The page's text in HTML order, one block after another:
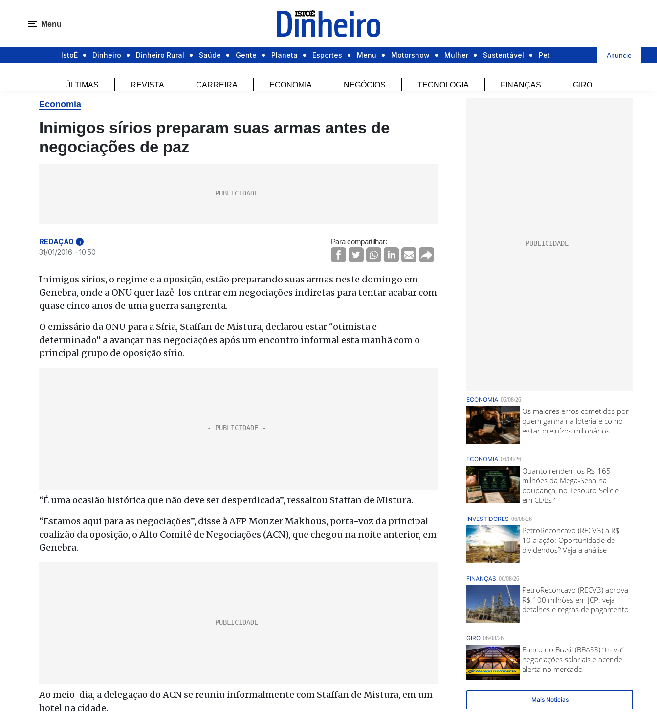
Menu
IstoÉ Dinheiro Dinheiro Rural Saúde Gente Planeta Esportes Menu Motorshow Mulher Sustentável Pet Anuncie
ÚLTIMAS REVISTA CARREIRA ECONOMIA NEGÓCIOS TECNOLOGIA FINANÇAS GIRO
Economia
Inimigos sírios preparam suas armas antes de
negociações de paz
REDAÇÃO i
31/01/2016 - 10:50
Para compartilhar:
Inimigos sírios, o regime e a oposição, estão preparando suas armas neste domingo em
Genebra, onde a ONU quer fazê-los entrar em negociações indiretas para tentar acabar com
quase cinco anos de uma guerra sangrenta.
O emissário da ONU para a Síria, Staffan de Mistura, declarou estar “otimista e
determinado” a avançar nas negociações após um encontro informal esta manhã com o
principal grupo de oposição sírio.
“É uma ocasião histórica que não deve ser desperdiçada”, ressaltou Staffan de Mistura.
“Estamos aqui para as negociações”, disse à AFP Monzer Makhous, porta-voz da principal
coalizão da oposição, o Alto Comitê de Negociações (ACN), que chegou na noite anterior, em
Genebra.
Ao meio-dia, a delegação do ACN se reuniu informalmente com Staffan de Mistura, em um
hotel na cidade.